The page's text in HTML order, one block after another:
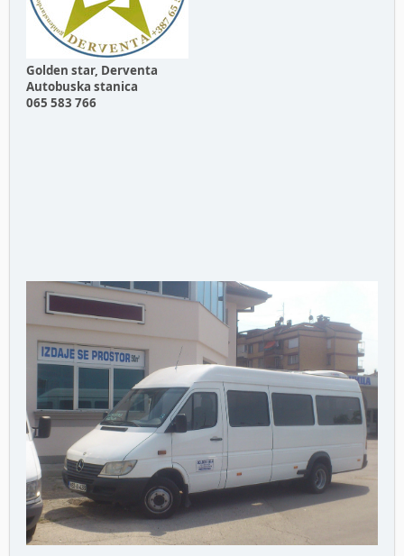
Golden star, Derventa
Autobuska stanica
065 583 766